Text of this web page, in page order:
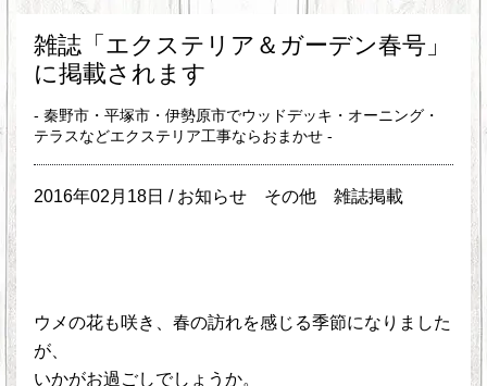
雑誌「エクステリア＆ガーデン春号」
に掲載されます
- 秦野市・平塚市・伊勢原市でウッドデッキ・オーニング・
テラスなどエクステリア工事ならおまかせ -
2016年02月18日 / お知らせ その他 雑誌掲載
ウメの花も咲き、春の訪れを感じる季節になりました
が、
いかがお過ごしでしょうか。